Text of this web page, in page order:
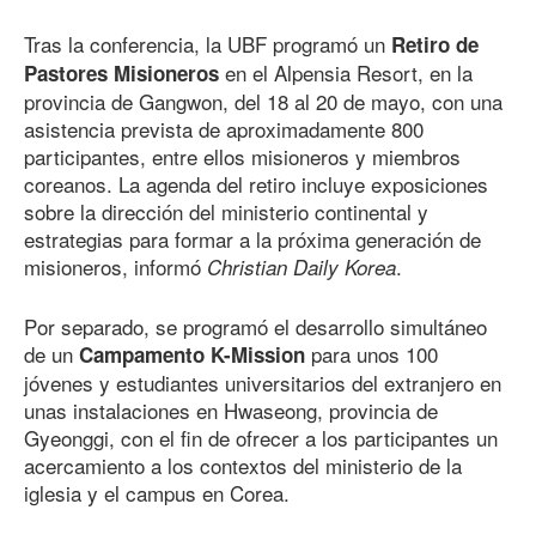
Tras la conferencia, la UBF programó un Retiro de
Pastores Misioneros en el Alpensia Resort, en la
provincia de Gangwon, del 18 al 20 de mayo, con una
asistencia prevista de aproximadamente 800
participantes, entre ellos misioneros y miembros
coreanos. La agenda del retiro incluye exposiciones
sobre la dirección del ministerio continental y
estrategias para formar a la próxima generación de
misioneros, informó Christian Daily Korea.
Por separado, se programó el desarrollo simultáneo
de un Campamento K-Mission para unos 100
jóvenes y estudiantes universitarios del extranjero en
unas instalaciones en Hwaseong, provincia de
Gyeonggi, con el fin de ofrecer a los participantes un
acercamiento a los contextos del ministerio de la
iglesia y el campus en Corea.